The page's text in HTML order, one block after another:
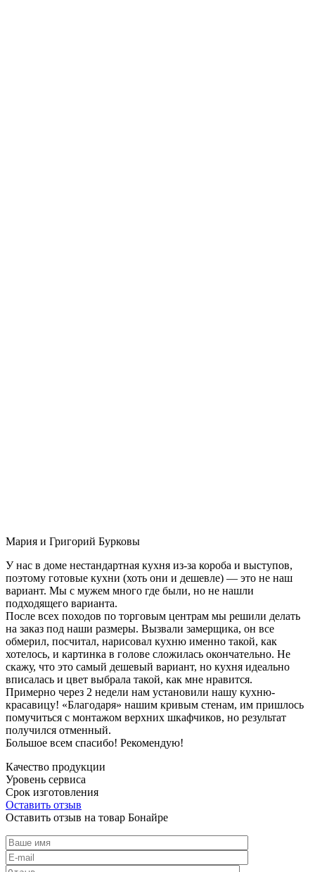
Мария и Григорий Бурковы
У нас в доме нестандартная кухня из-за короба и выступов,
поэтому готовые кухни (хоть они и дешевле) — это не наш
вариант. Мы с мужем много где были, но не нашли
подходящего варианта.
После всех походов по торговым центрам мы решили делать
на заказ под наши размеры. Вызвали замерщика, он все
обмерил, посчитал, нарисовал кухню именно такой, как
хотелось, и картинка в голове сложилась окончательно. Не
скажу, что это самый дешевый вариант, но кухня идеально
вписалась и цвет выбрала такой, как мне нравится.
Примерно через 2 недели нам установили нашу кухню-
красавицу! «Благодаря» нашим кривым стенам, им пришлось
помучиться с монтажом верхних шкафчиков, но результат
получился отменный.
Большое всем спасибо! Рекомендую!
Качество продукции
Уровень сервиса
Срок изготовления
Оставить отзыв
Оставить отзыв на товар Бонайре